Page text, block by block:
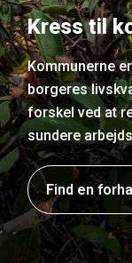
Kress til
Kommunerne
borgeres
forskel ved at
sundere
Find en